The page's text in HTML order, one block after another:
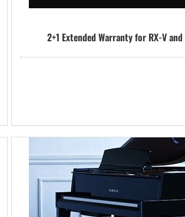
2+1 Extended Warranty for RX-V and